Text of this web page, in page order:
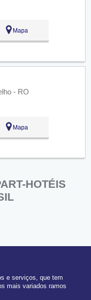
Mapa
- RO
Mapa
HOTÉIS
e serviços, que tem
mais variados ramos